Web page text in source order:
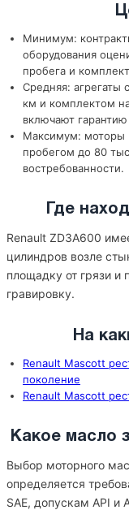
Минимум:
оборудования
пробега и
Средняя:
км и комплектом
включают гарантию
Максимум: моторы
пробегом до 80
востребованности.
Где
Renault ZD3A600
цилиндров возле
площадку от грязи и
гравировку.
На
Renault Mascott
поколение
Renault Mascott
Какое масло
Выбор моторного
определяется
SAE, допускам API